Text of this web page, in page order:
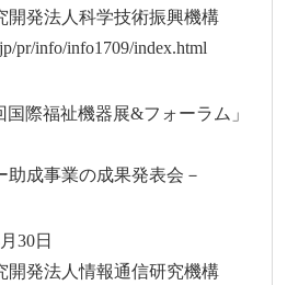
法人科学技術振興機構
info/info1709/index.html
国際福祉機器展&フォーラム」
成事業の成果発表会－
30日
法人情報通信研究機構